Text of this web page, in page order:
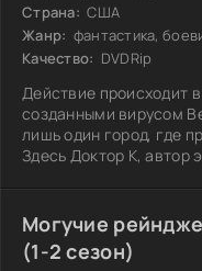
Страна: США
Жанр: фантастика,
Качество: DVDRip
Действие происходит
созданными вирусом
лишь один город, где
Здесь Доктор К, автор
команды мощных
противостоять
справиться с
спасти человечество
Могучие
(1-2 сезон)